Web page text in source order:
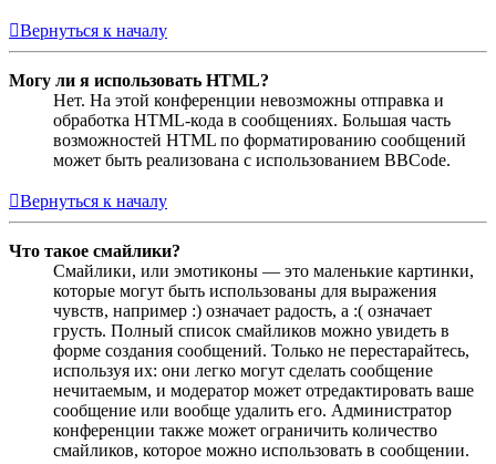
Вернуться к началу
Могу ли я использовать HTML?
Нет. На этой конференции невозможны отправка и
обработка HTML-кода в сообщениях. Большая часть
возможностей HTML по форматированию сообщений
может быть реализована с использованием BBCode.
Вернуться к началу
Что такое смайлики?
Смайлики, или эмотиконы — это маленькие картинки,
которые могут быть использованы для выражения
чувств, например :) означает радость, а :( означает
грусть. Полный список смайликов можно увидеть в
форме создания сообщений. Только не перестарайтесь,
используя их: они легко могут сделать сообщение
нечитаемым, и модератор может отредактировать ваше
сообщение или вообще удалить его. Администратор
конференции также может ограничить количество
смайликов, которое можно использовать в сообщении.